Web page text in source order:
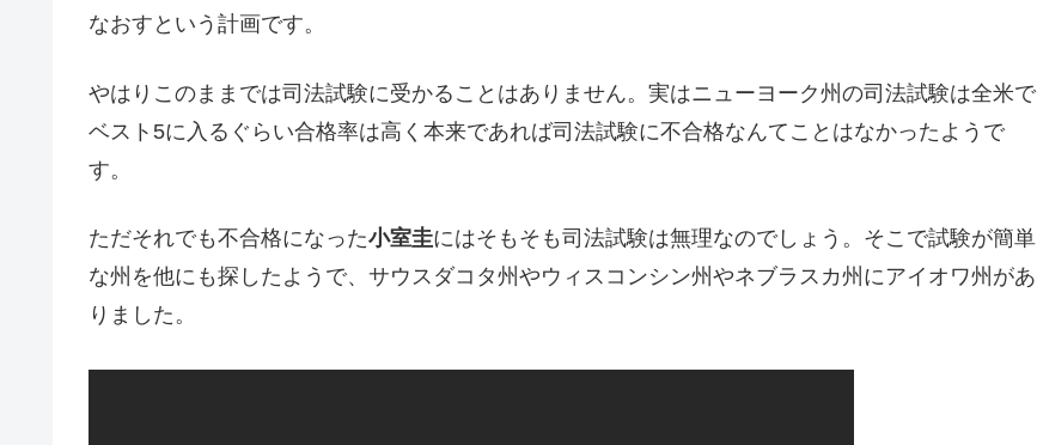
なおすという計画です。
やはりこのままでは司法試験に受かることはありません。実はニューヨーク州の司法試験は全米で
ベスト5に入るぐらい合格率は高く本来であれば司法試験に不合格なんてことはなかったようで
す。
ただそれでも不合格になった小室圭にはそもそも司法試験は無理なのでしょう。そこで試験が簡単
な州を他にも探したようで、サウスダコタ州やウィスコンシン州やネブラスカ州にアイオワ州があ
りました。